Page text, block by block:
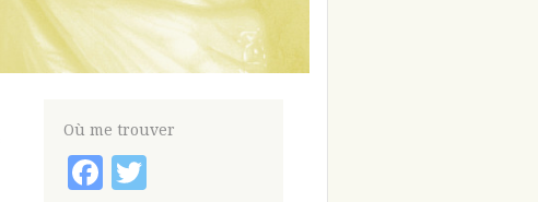
Où me trouver
Facebook
Twitter